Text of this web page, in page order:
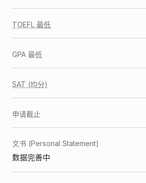
TOEFL 最低
GPA 最低
SAT (均分)
申请截止
文书 (Personal Statement)
数据完善中